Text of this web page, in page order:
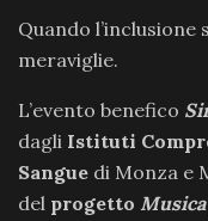
Quando
meraviglie.
L’evento benefico
dagli Istituti
Sangue di Monza e
del progetto